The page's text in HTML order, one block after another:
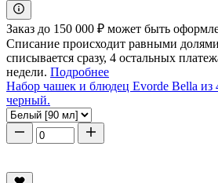
Заказ до 150 000 ₽ может быть
Списание происходит равными
списывается сразу, 4 остальных
недели. Подробнее
Набор чашек и блюдец Evorde Bella
черный.